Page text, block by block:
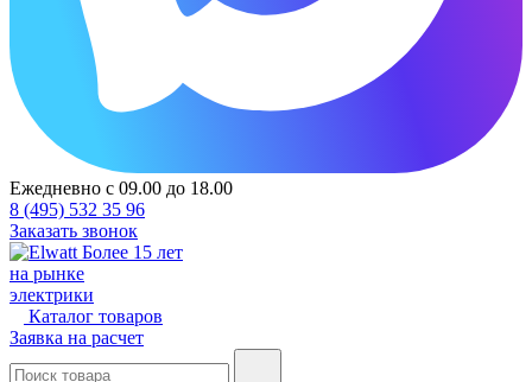
Ежедневно с 09.00 до 18.00
8 (495) 532 35 96
Заказать звонок
Более 15 лет
на рынке
электрики
Каталог товаров
Заявка на расчет